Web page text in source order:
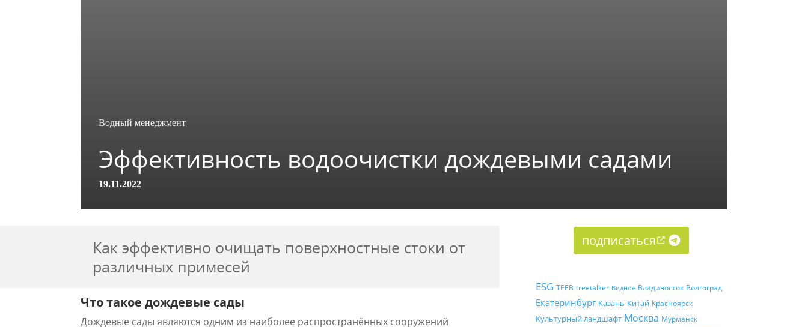
Водный менеджмент
Эффективность водоочистки дождевыми садами
19.11.2022
Как эффективно очищать поверхностные стоки от
различных примесей
Что такое дождевые сады
Дождевые сады являются одним из наиболее распространённых сооружений
подписаться
ESG TEEB treetalker Видное Владивосток Волгоград
Екатеринбург Казань Китай Красноярск
Культурный ландшафт Москва Мурманск